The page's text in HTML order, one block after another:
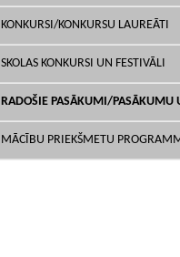
KONKURSI/KONKURSU LAUREĀTI
SKOLAS KONKURSI UN FESTIVĀLI
RADOŠIE PASĀKUMI/PASĀKUMU
MĀCĪBU PRIEKŠMETU